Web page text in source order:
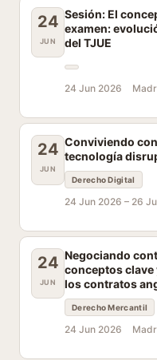
24
JUN
Sesión: El
examen:
del TJUE
24 Jun 2026
24
JUN
Conviviendo
tecnología
Derecho Digital
24 Jun 2026 – 26
24
JUN
Negociando
conceptos
los contratos
Derecho Mercantil
24 Jun 2026